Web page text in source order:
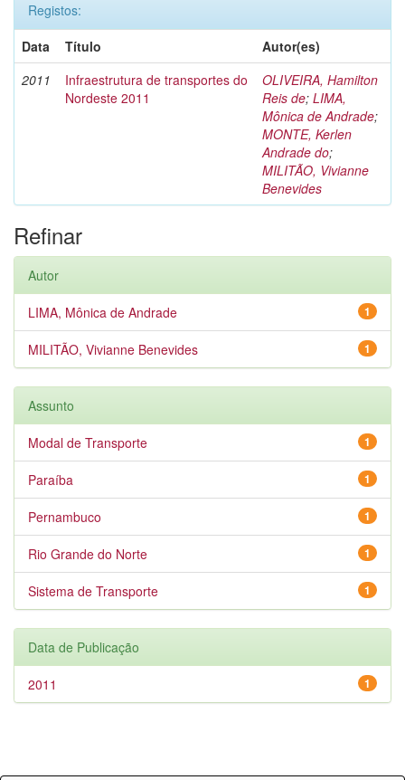
Registos:
Data
Título
Autor(es)
2011
Infraestrutura de transportes do
Nordeste 2011
OLIVEIRA, Hamilton
Reis de; LIMA,
Mônica de Andrade;
MONTE, Kerlen
Andrade do;
MILITÃO, Vivianne
Benevides
Refinar
Autor
1
LIMA, Mônica de Andrade
1
MILITÃO, Vivianne Benevides
Assunto
1
Modal de Transporte
1
Paraíba
1
Pernambuco
1
Rio Grande do Norte
1
Sistema de Transporte
Data de Publicação
1
2011